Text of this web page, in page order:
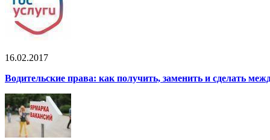
16.02.2017
Водительские права: как получить, заменить и сделать